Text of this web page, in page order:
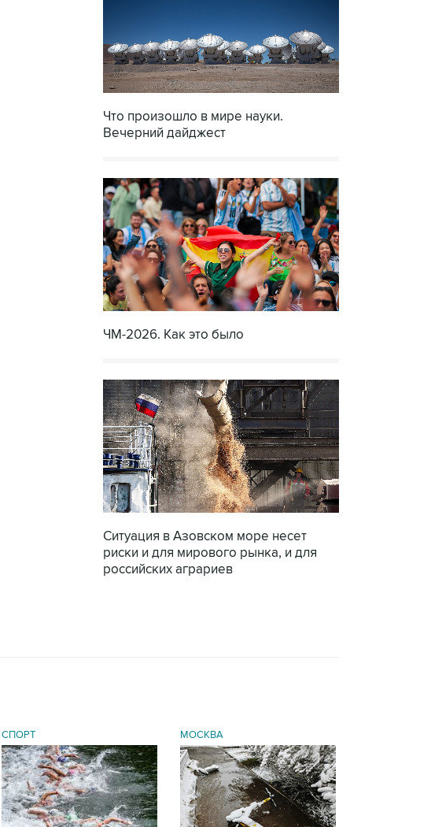
Что произошло в мире науки.
Вечерний дайджест
ЧМ-2026. Как это было
Ситуация в Азовском море несет
риски и для мирового рынка, и для
российских аграриев
СПОРТ МОСКВА